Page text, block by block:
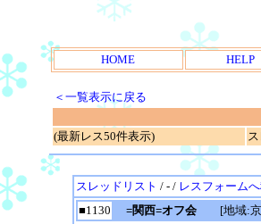
HOME HELP
＜一覧表示に戻る
(最新レス50件表示)
スレッドリスト / - / レスフォーム
■1130
=関西=オフ会
[地域: